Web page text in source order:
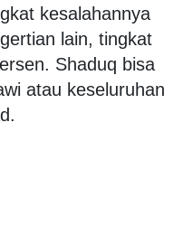
kesalahannya
lain, tingkat
Shaduq bisa
atau keseluruhan